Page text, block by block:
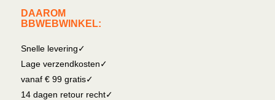
DAAROM
BBWEBWINKEL:
Snelle levering✓
Lage verzendkosten✓
vanaf € 99 gratis✓
14 dagen retour recht✓